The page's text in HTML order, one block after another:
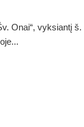
Onai“, vyksiantį š.